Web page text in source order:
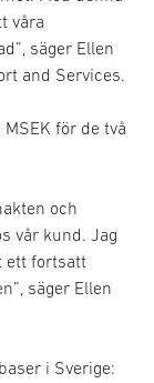
våra
säger Ellen
and Services.
för de två
och
vår kund. Jag
ett fortsatt
säger Ellen
i Sverige: